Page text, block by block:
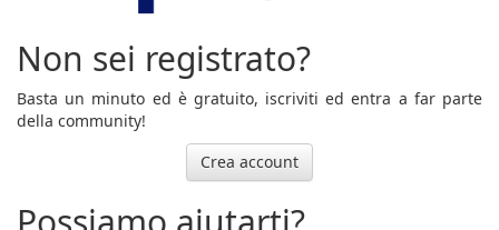
Non sei registrato?
Basta un minuto ed è gratuito, iscriviti ed entra a far parte
della community!
Crea account